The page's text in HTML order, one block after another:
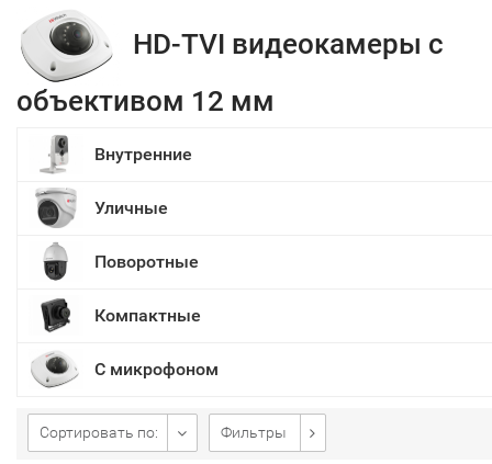
HD-TVI видеокамеры с
объективом 12 мм
Внутренние
Уличные
Поворотные
Компактные
С микрофоном
Сортировать по: Фильтры